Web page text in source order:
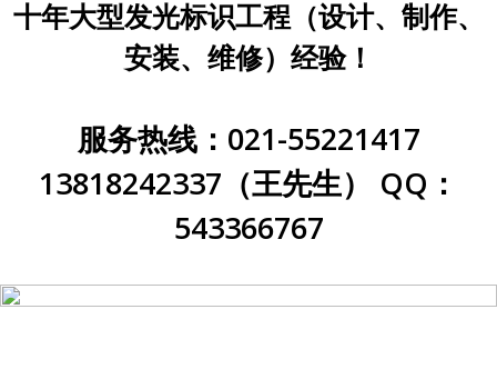
十年大型发光标识工程（设计、制作、
安装、维修）经验！
服务热线：021-55221417
13818242337（王先生） QQ：
543366767